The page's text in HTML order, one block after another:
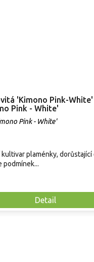
'Kimono Pink-
Pink - White'
Pink - White'
Detail
plaménky, dorůstající
podmínek...